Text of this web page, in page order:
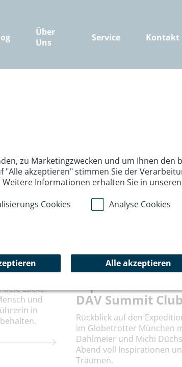
Über
Uns
Service Kontakt
Lücke.
und
in
Erfolgreicher
DAV Summit Club
Rückblick auf den
im Globetrotter München
Dahlmeier und Michi
Abend voll Inspirationen
Träumen.
zu Marketingzwecken und um Ihnen den
"Alle akzeptieren" stimmen Sie der
Informationen erhalten Sie in unseren
Cookies Analyse Cookies
Alle akzeptieren